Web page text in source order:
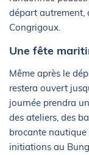
départ autrement,
Congrigoux.
Une fête
Même après le
restera ouvert
journée prendra
des ateliers, des
brocante nautique
initiations au